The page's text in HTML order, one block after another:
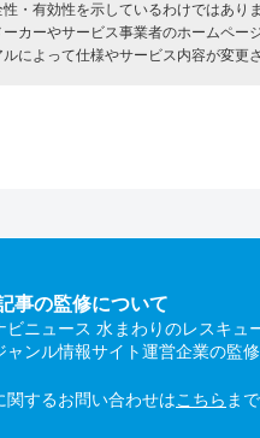
性・有効性を示しているわけではあ
カーやサービス事業者のホームペ
によって仕様やサービス内容が変更
事の監修について
ビニュース 水まわりのレスキュ
ャンル情報サイト運営企業の監修
関するお問い合わせはこちら まで